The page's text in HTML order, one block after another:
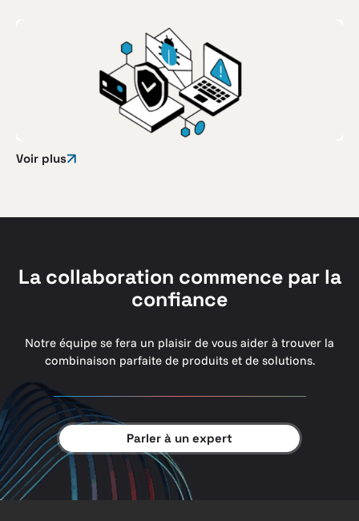
Voir plus
La collaboration commence par la
confiance
Notre équipe se fera un plaisir de vous aider à trouver la
combinaison parfaite de produits et de solutions.
Parler à un expert